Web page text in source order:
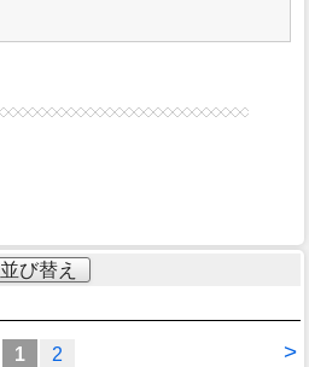
並び替え
>
1 2